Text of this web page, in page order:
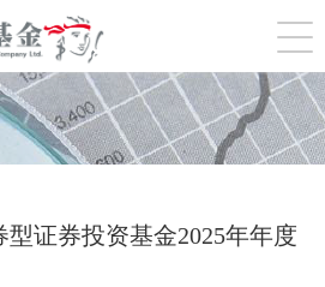
切
证券投资基金2025年年度